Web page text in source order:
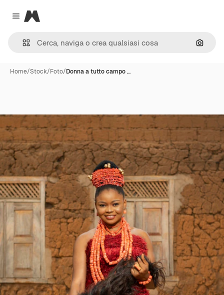
Close menu
Magnific
Cerca
Home/Stock/Foto/Donna a tutto campo …